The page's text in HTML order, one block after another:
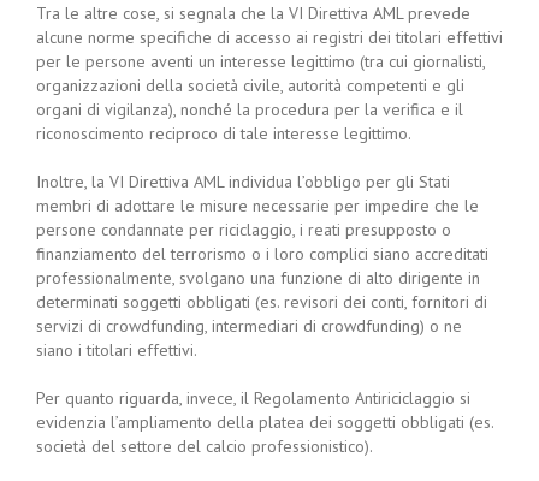
Tra le altre cose, si segnala che la VI Direttiva AML prevede
alcune norme specifiche di accesso ai registri dei titolari effettivi
per le persone aventi un interesse legittimo (tra cui giornalisti,
organizzazioni della società civile, autorità competenti e gli
organi di vigilanza), nonché la procedura per la verifica e il
riconoscimento reciproco di tale interesse legittimo.
Inoltre, la VI Direttiva AML individua l’obbligo per gli Stati
membri di adottare le misure necessarie per impedire che le
persone condannate per riciclaggio, i reati presupposto o
finanziamento del terrorismo o i loro complici siano accreditati
professionalmente, svolgano una funzione di alto dirigente in
determinati soggetti obbligati (es. revisori dei conti, fornitori di
servizi di crowdfunding, intermediari di crowdfunding) o ne
siano i titolari effettivi.
Per quanto riguarda, invece, il Regolamento Antiriciclaggio si
evidenzia l’ampliamento della platea dei soggetti obbligati (es.
società del settore del calcio professionistico).